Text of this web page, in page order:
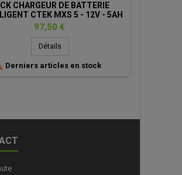
CHARGEUR DE BATTERIE
CTEK MXS 5 - 12V - 5AH
ADAPTEUR ALLUME CIGARE
Prix
97,50 €
Détails
Derniers articles en stock